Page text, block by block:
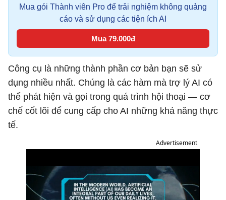
Mua gói Thành viên Pro để trải nghiệm không quảng
cáo và sử dụng các tiện ích AI
Mua 79.000đ
Công cụ là những thành phần cơ bản bạn sẽ sử
dụng nhiều nhất. Chúng là các hàm mà trợ lý AI có
thể phát hiện và gọi trong quá trình hội thoại — cơ
chế cốt lõi để cung cấp cho AI những khả năng thực
tế.
Advertisement